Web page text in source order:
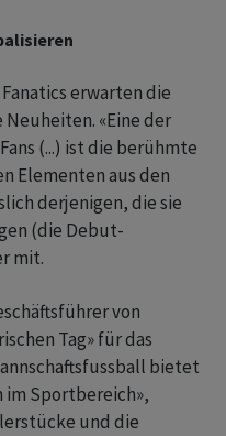
erwarten die
Neuheiten. «Eine der
(...) ist die berühmte
Elementen aus den
derjenigen, die sie
(die Debut-
mit.
von
Tag» für das
bietet
im Sportbereich»,
und die